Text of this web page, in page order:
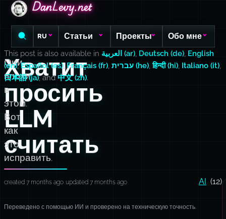
DanLevy.net
DanLevy.net
DanLevy.net
RU Статьи Проекты Обо мне
Хватит
просить
LLM
считать
Они
плохи
в
этом.
Вот
как
это
исправить.
This post is also available in العربية (ar), Deutsch (de), English
(en),Español (es),Français (fr), עברית (he),हिन्दी (hi), Italiano (it),
日本語 (ja), and中文 (zh).
created 7 months ago updated 7 months ago AI (12)
Переведено с помощью ИИ и проверено на техническую точность.